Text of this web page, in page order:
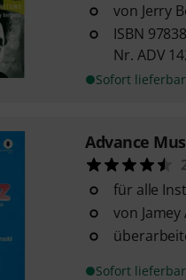
von Jerry
ISBN
Nr. ADV
Sofort lieferbar
Advance
für alle
von
Sofort lieferbar